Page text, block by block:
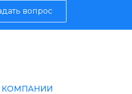
вопрос
КОМПАНИИ